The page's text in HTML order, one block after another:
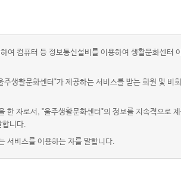
컴퓨터 등 정보통신설비를 이용하여 생활문화센터
생활문화센터"가 제공하는 서비스를 받는 회원 및 비
한 자로서, "울주생활문화센터"의 정보를 지속적으로
합니다.
서비스를 이용하는 자를 말합니다.